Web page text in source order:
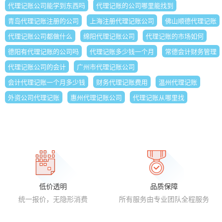
代理记账公司能学到东西吗 代理记账的公司哪里能找到
青岛代理记账注册的公司 上海注册代理记账公司 佛山顺德代理记账
代理记账公司都做什么 绵阳代理记账公司 代理记账的市场如何
德阳有代理记账的公司吗 代理记账多少钱一个月 常德会计财务管理
代理记账公司的会计 广州市代理记账公司
会计代理记账一个月多少钱 财务代理记账费用 温州代理记账
外资公司代理记账 惠州代理记账公司 代理记账从哪里找
低价透明
统一报价，无隐形消费
品质保障
所有服务由专业团队全程服务